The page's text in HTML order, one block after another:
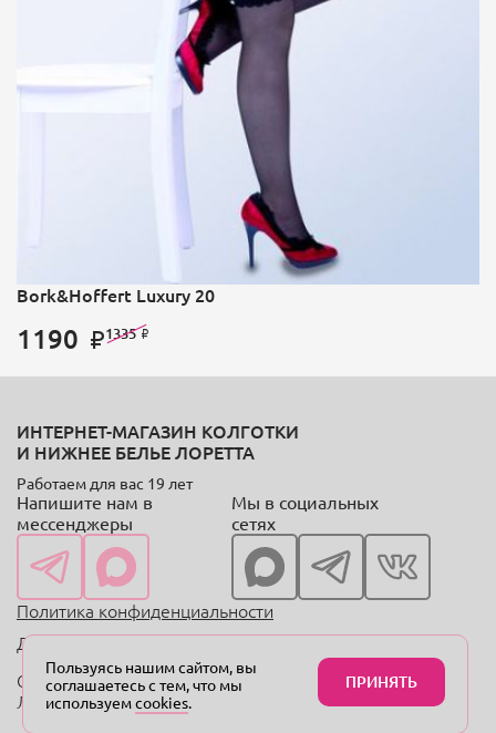
Bork&Hoffert Luxury 20
1190 1335
ИНТЕРНЕТ-МАГАЗИН КОЛГОТКИ
И НИЖНЕЕ БЕЛЬЕ ЛОРЕТТА
Работаем для вас 19 лет
Политика конфиденциальности
Договор оферты
Copyright © 2004—2024 «Онлайн-магазин колготок
Лоретта.рф»
Напишите нам в
мессенджеры
Мы в социальных
сетях
Пользуясь нашим сайтом, вы
соглашаетесь с тем, что мы
используемcookies.
ПРИНЯТЬ